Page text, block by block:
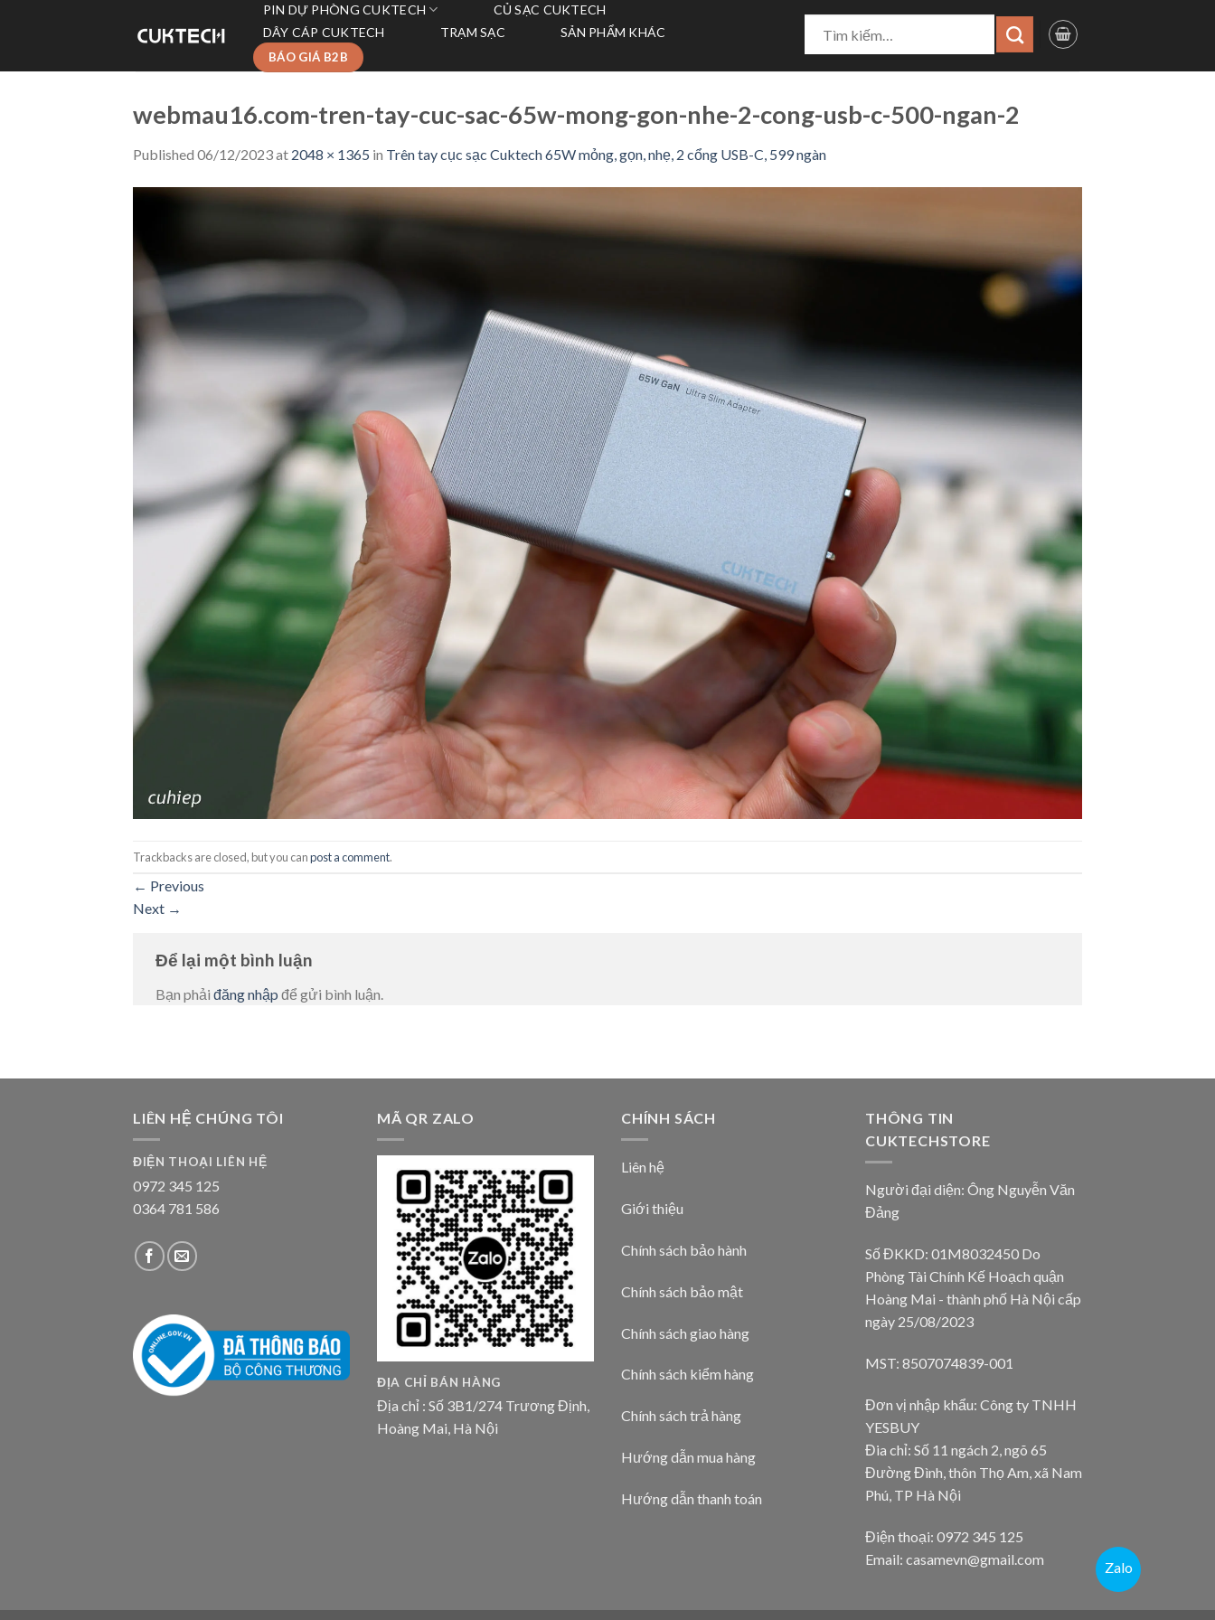
PIN DỰ PHÒNG CUKTECH
CỦ SẠC CUKTECH
DÂY CÁP CUKTECH
TRẠM SẠC SẢN PHẨM KHÁC
BÁO GIÁ B2B
kiếm:
webmau16.com-tren-tay-cuc-sac-65w-mong-gon-nhe-2-cong-usb-c-500-ngan-2
Published 06/12/2023at 2048 × 1365 in Trên tay cục sạc Cuktech 65W mỏng, gọn, nhẹ, 2 cổng USB-C, 599 ngàn
Trackbacks are closed, but you canpost a comment.
← Previous
Next →
Để lại một bình luận
Bạn phải đăng nhập để gửi bình luận.
LIÊN HỆ CHÚNG TÔI
ĐIỆN THOẠI LIÊN HỆ
0972 345 125
0364 781 586
MÃ QR ZALO
ĐỊA CHỈ BÁN HÀNG
Địa chỉ : Số 3B1/274 Trương Định,
Hoàng Mai, Hà Nội
Zalo
CHÍNH SÁCH
Liên hệ
Giới thiệu
Chính sách bảo hành
Chính sách bảo mật
Chính sách giao hàng
Chính sách kiểm hàng
Chính sách trả hàng
Hướng dẫn mua hàng
Hướng dẫn thanh toán
THÔNG TIN
CUKTECHSTORE
Người đại diện: Ông Nguyễn Văn
Đảng
Số ĐKKD: 01M8032450 Do
Phòng Tài Chính Kế Hoạch quận
Hoàng Mai - thành phố Hà Nội cấp
ngày 25/08/2023
MST: 8507074839-001
Đơn vị nhập khẩu: Công ty TNHH
YESBUY
Đia chỉ: Số 11 ngách 2, ngõ 65
Đường Đình, thôn Thọ Am, xã Nam
Phú, TP Hà Nội
Điện thoại: 0972 345 125
Email: casamevn@gmail.com